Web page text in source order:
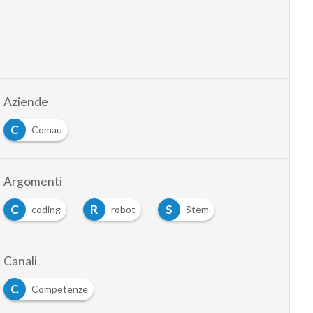
Aziende
C
Comau
Argomenti
C
coding R robot S Stem
Canali
C
Competenze